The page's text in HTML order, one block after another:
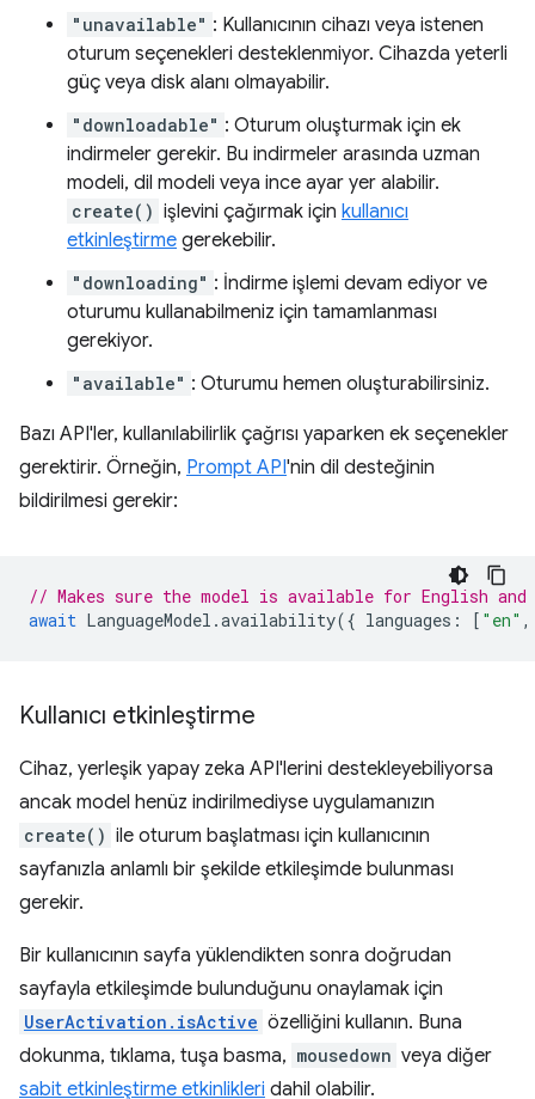
"unavailable" : Kullanıcının cihazı veya istenen
oturum seçenekleri desteklenmiyor. Cihazda yeterli
güç veya disk alanı olmayabilir.
"downloadable" : Oturum oluşturmak için ek
indirmeler gerekir. Bu indirmeler arasında uzman
modeli, dil modeli veya ince ayar yer alabilir.
create() işlevini çağırmak için kullanıcı
etkinleştirme gerekebilir.
"downloading" : İndirme işlemi devam ediyor ve
oturumu kullanabilmeniz için tamamlanması
gerekiyor.
"available" : Oturumu hemen oluşturabilirsiniz.
Bazı API'ler, kullanılabilirlik çağrısı yaparken ek seçenekler
gerektirir. Örneğin, Prompt API'nin dil desteğinin
bildirilmesi gerekir:
// Makes sure the model is available for English and
await LanguageModel .availability({ languages : [ "en" ,
Kullanıcı etkinleştirme
Cihaz, yerleşik yapay zeka API'lerini destekleyebiliyorsa
ancak model henüz indirilmediyse uygulamanızın
create() ile oturum başlatması için kullanıcının
sayfanızla anlamlı bir şekilde etkileşimde bulunması
gerekir.
Bir kullanıcının sayfa yüklendikten sonra doğrudan
sayfayla etkileşimde bulunduğunu onaylamak için
UserActivation.isActive özelliğini kullanın. Buna
dokunma, tıklama, tuşa basma, mousedown veya diğer
sabit etkinleştirme etkinlikleri dahil olabilir.